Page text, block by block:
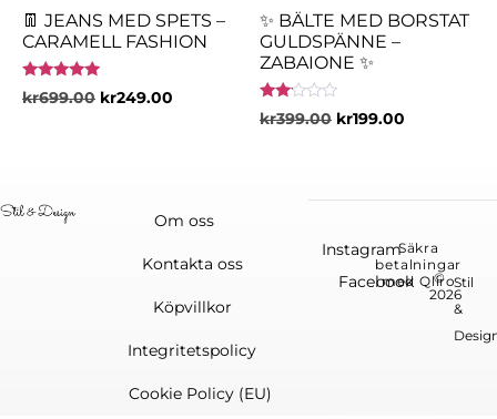
👖 JEANS MED SPETS –
CARAMELL FASHION
Betygsatt
5.00
kr699.00 kr249.00
✨ BÄLTE MED BORSTAT
GULDSPÄNNE –
ZABAIONE ✨
Betygsatt
2.00
kr399.00 kr199.00
Om oss
Kontakta oss
Köpvillkor
Integritetspolicy
Cookie Policy (EU)
©
2026
Stil
&
Instagram
Facebook
Säkra
betalningar
med Qliro